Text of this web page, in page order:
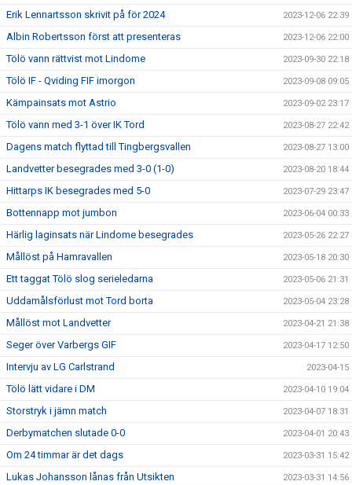
Erik Lennartsson skrivit på för 2024 2023-12-06 22:39
Albin Robertsson först att presenteras 2023-12-06 22:00
Tölö vann rättvist mot Lindome 2023-09-30 22:18
Tölö IF - Qviding FIF imorgon 2023-09-08 09:05
Kämpainsats mot Astrio 2023-09-02 23:17
Tölö vann med 3-1 över IK Tord 2023-08-27 22:42
Dagens match flyttad till Tingbergsvallen 2023-08-27 13:00
Landvetter besegrades med 3-0 (1-0) 2023-08-20 18:44
Hittarps IK besegrades med 5-0 2023-07-29 23:47
Bottennapp mot jumbon 2023-06-04 00:33
Härlig laginsats när Lindome besegrades 2023-05-26 22:27
Mållöst på Hamravallen 2023-05-18 20:30
Ett taggat Tölö slog serieledarna 2023-05-06 21:31
Uddamålsförlust mot Tord borta 2023-05-04 23:28
Mållöst mot Landvetter 2023-04-21 21:38
Seger över Varbergs GIF 2023-04-17 12:50
Intervju av LG Carlstrand 2023-04-15
Tölö lätt vidare i DM 2023-04-10 19:04
Storstryk i jämn match 2023-04-07 18:31
Derbymatchen slutade 0-0 2023-04-01 20:43
Om 24 timmar är det dags 2023-03-31 15:42
Lukas Johansson lånas från Utsikten 2023-03-31 14:56